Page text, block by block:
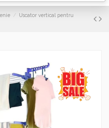
Uscator vertical pentru